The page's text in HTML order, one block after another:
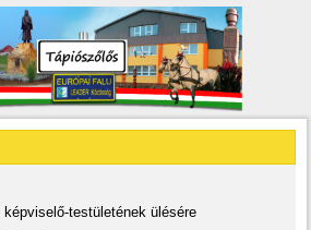
testületének ülésére